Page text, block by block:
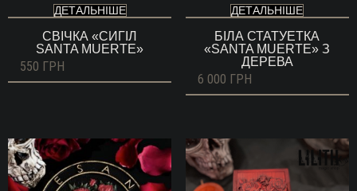
ДЕТАЛЬНІШЕ
СВІЧКА «СИГІЛ
SANTA MUERTE»
550 ГРН
ДЕТАЛЬНІШЕ
БІЛА СТАТУЕТКА
«SANTA MUERTE» З
ДЕРЕВА
6 000 ГРН